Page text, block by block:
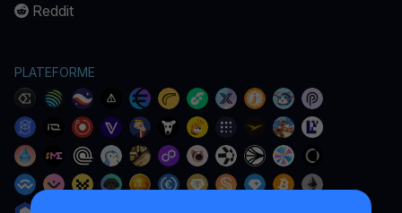
Reddit
PLATEFORME